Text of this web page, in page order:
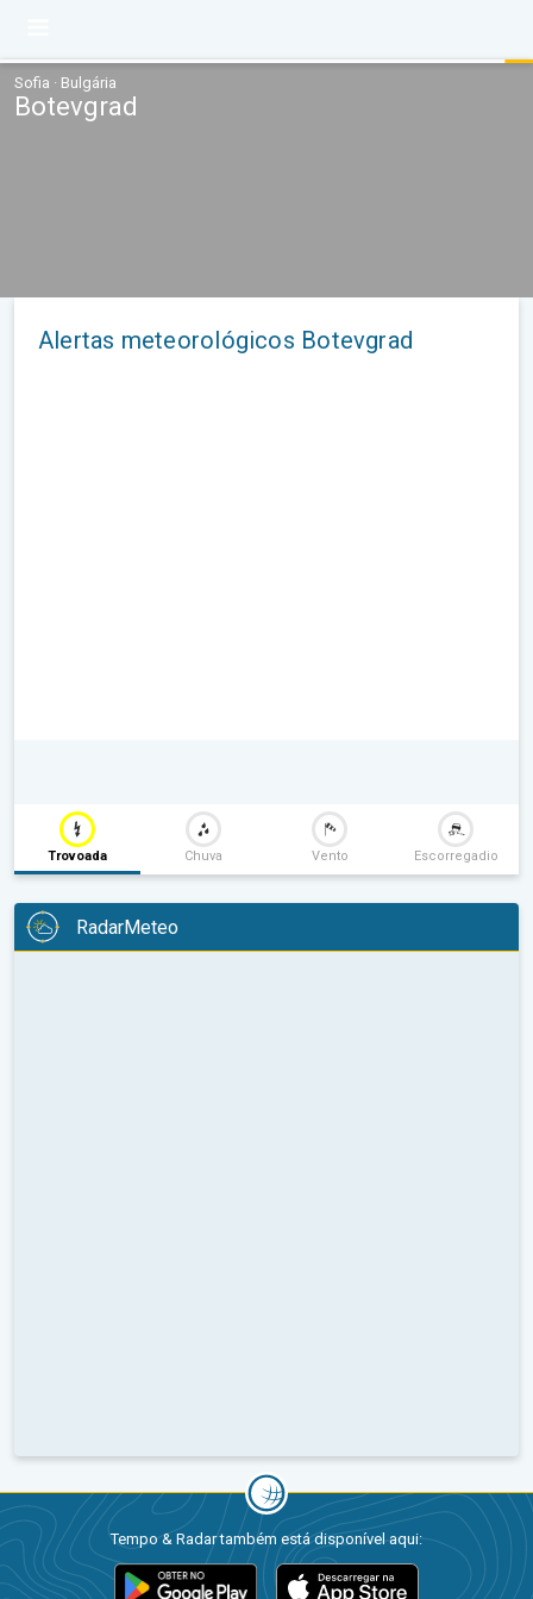
Sofia · Bulgária
Botevgrad
Alertas meteorológicos Botevgrad
Trovoada Chuva Vento Escorregadio
RadarMeteo
Tempo & Radar também está disponível aqui: